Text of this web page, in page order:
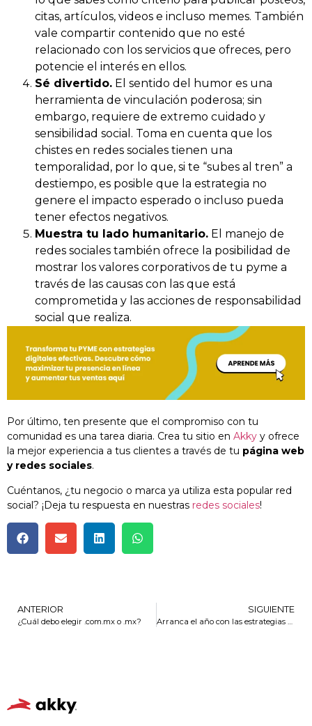
citas, artículos, videos e incluso memes. También
vale compartir contenido que no esté
relacionado con los servicios que ofreces, pero
potencie el interés en ellos.
Sé divertido. El sentido del humor es una
herramienta de vinculación poderosa; sin
embargo, requiere de extremo cuidado y
sensibilidad social. Toma en cuenta que los
chistes en redes sociales tienen una
temporalidad, por lo que, si te “subes al tren” a
destiempo, es posible que la estrategia no
genere el impacto esperado o incluso pueda
tener efectos negativos.
Muestra tu lado humanitario. El manejo de
redes sociales también ofrece la posibilidad de
mostrar los valores corporativos de tu pyme a
través de las causas con las que está
comprometida y las acciones de responsabilidad
social que realiza.
Por último, ten presente que el compromiso con tu
comunidad es una tarea diaria. Crea tu sitio en Akky y ofrece
la mejor experiencia a tus clientes a través de tu página web
y redes sociales.
Cuéntanos, ¿tu negocio o marca ya utiliza esta popular red
social? ¡Deja tu respuesta en nuestras redes sociales!
ANTERIOR
¿Cuál debo elegir .com.mx o .mx?
SIGUIENTE
Arranca el año con las estrategias de marketing digital para el 2023